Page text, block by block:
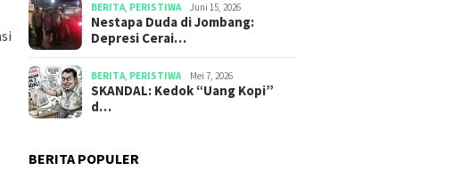
BERITA, PERISTIWA Juni 15, 2026
​​Nestapa Duda di Jombang:
Depresi Cerai…
BERITA, PERISTIWA Mei 7, 2026
SKANDAL: Kedok “Uang Kopi”
d…
BERITA POPULER